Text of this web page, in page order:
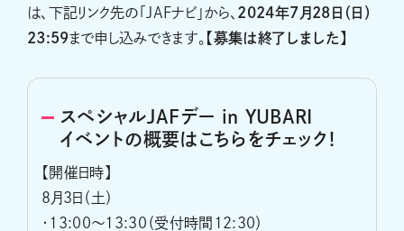
は、下記リンク先の「JAFナビ」から、 2024年7月28日（日）
23:59まで申し込みできます。 【募集は終了しました】
スペシャルJAFデー in YUBARI
イベントの概要はこちらをチェック！
【開催日時】
8月3日（土）
・13:00～13:30（受付時間12:30）